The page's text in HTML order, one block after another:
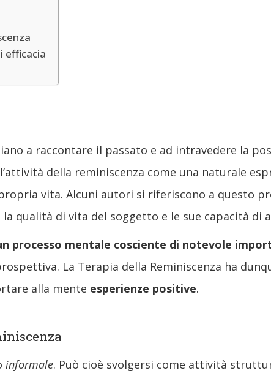
efficacia
a raccontare il passato e ad intravedere la
della reminiscenza come una naturale
vita. Alcuni autori si riferiscono a questo
qualità di vita del soggetto e le sue capacità di
processo mentale cosciente di notevole
La Terapia della Reminiscenza ha
alla mente esperienze positive.
informale. Può cioè svolgersi come attività